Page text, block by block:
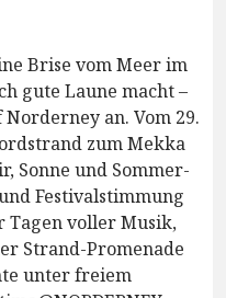
Brise vom Meer im
gute Laune macht –
an. Vom 29.
zum Mekka
Sonne und Sommer-
Festivalstimmung
Tagen voller Musik,
Strand-Promenade
unter freiem